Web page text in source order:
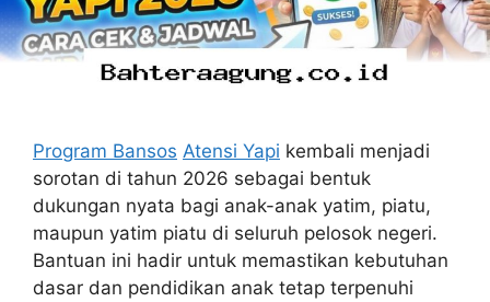
Program Bansos Atensi Yapi kembali menjadi
sorotan di tahun 2026 sebagai bentuk
dukungan nyata bagi anak-anak yatim, piatu,
maupun yatim piatu di seluruh pelosok negeri.
Bantuan ini hadir untuk memastikan kebutuhan
dasar dan pendidikan anak tetap terpenuhi